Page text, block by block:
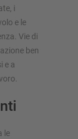
i
e le
Vie di
ben
e a
le